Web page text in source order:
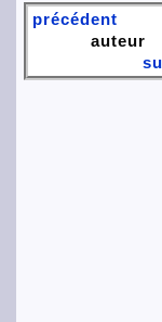
précédent
auteur